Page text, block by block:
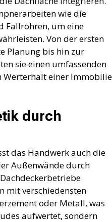
wie die
Fallrohren, um eine
Von der ersten
Planung bis hin zur
sie einen umfassenden
Werterhalt einer Immobilie
durch
das Handwerk auch die
Außenwände durch
mit verschiedensten
oder Metall, was
aufwertet, sondern